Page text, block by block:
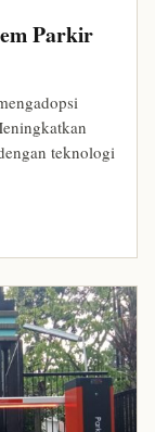
Parkir
teknologi